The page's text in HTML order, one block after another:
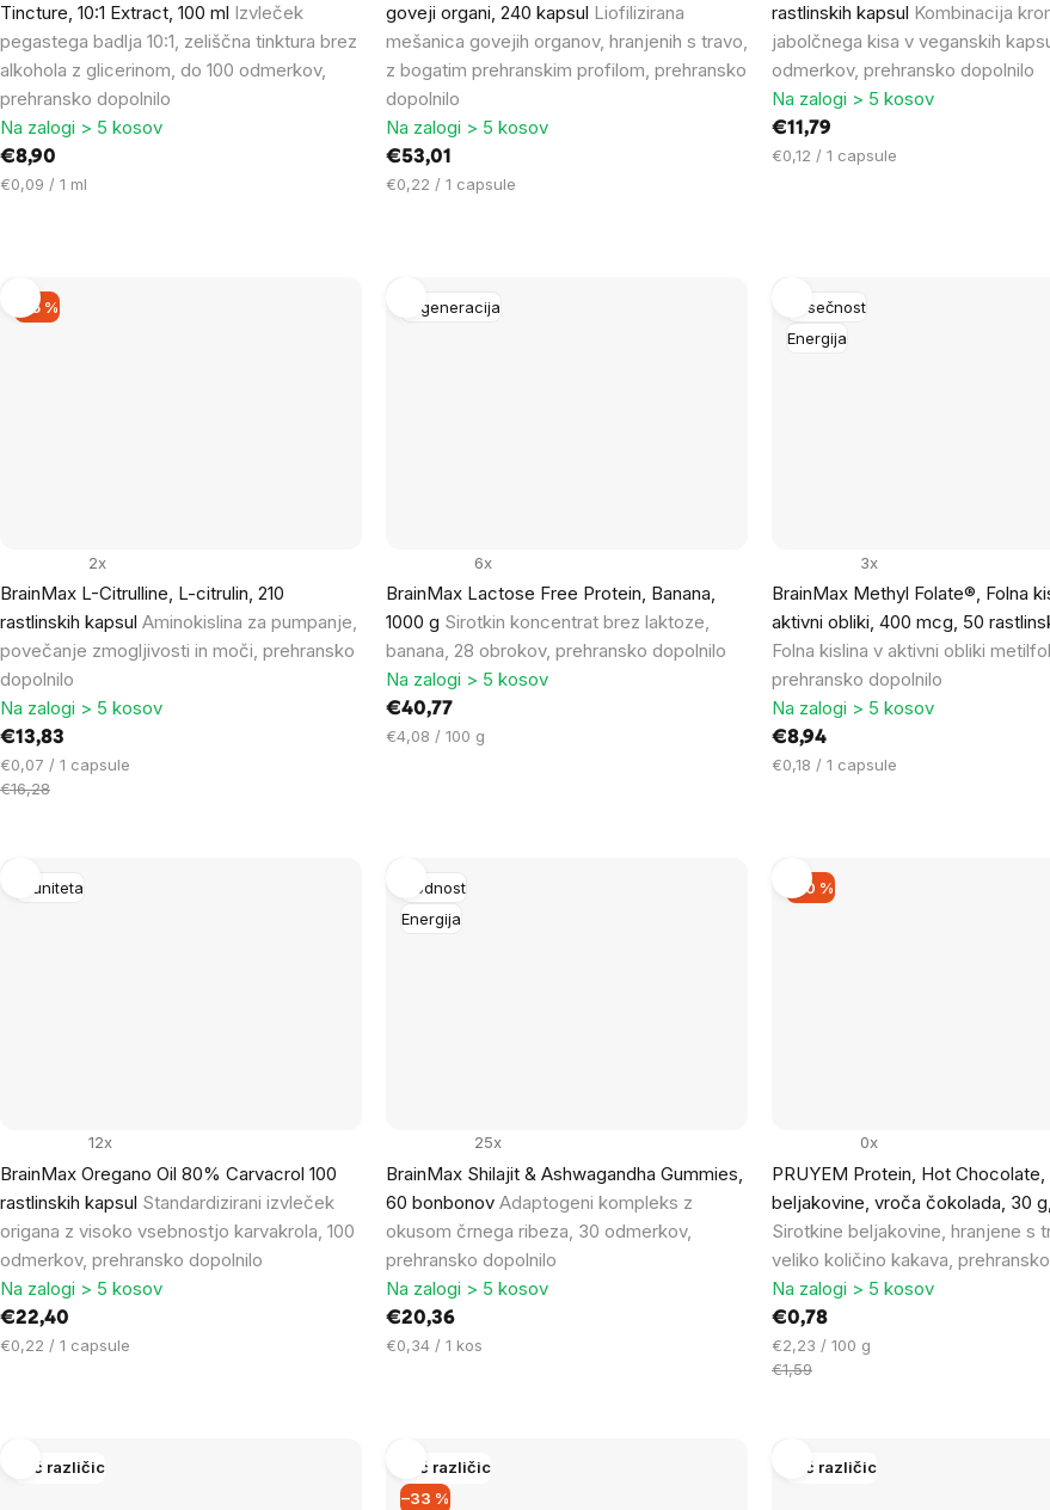
Tincture, 10:1 Extract, 100 ml Izvleček
pegastega badlja 10:1, zeliščna tinktura brez
alkohola z glicerinom, do 100 odmerkov,
prehransko dopolnilo
Na zalogi > 5 kosov
€8,90
Cena
€0,09 / 1 ml
goveji organi, 240 kapsul Liofilizirana
mešanica govejih organov, hranjenih s travo,
z bogatim prehranskim profilom, prehransko
dopolnilo
Na zalogi > 5 kosov
€53,01
Cena
€0,22 / 1 capsule
rastlinskih kapsul Kombinacija
jabolčnega kisa v veganskih
odmerkov, prehransko dopolnilo
Na zalogi > 5 kosov
€11,79
Cena
€0,12 / 1 capsule
–15 %
BrainMax L-Citrulline, L-citrulin, 210
rastlinskih kapsul Aminokislina za pumpanje,
povečanje zmogljivosti in moči, prehransko
dopolnilo
2x
Na zalogi > 5 kosov
€13,83
Cena
na
€0,07 / 1 capsule
€16,28
Regeneracija
BrainMax Lactose Free Protein, Banana,
1000 g Sirotkin koncentrat brez laktoze,
banana, 28 obrokov, prehransko dopolnilo
6x
Na zalogi > 5 kosov
€40,77
Cena
€4,08 / 100 g
Nosečnost
Energija
BrainMax Methyl Folate®, Folna
aktivni obliki, 400 mcg, 50
Folna kislina v aktivni obliki
prehransko dopolnilo
3x
Na zalogi > 5 kosov
€8,94
Cena
€0,18 / 1 capsule
Imuniteta
BrainMax Oregano Oil 80% Carvacrol 100
rastlinskih kapsul Standardizirani izvleček
origana z visoko vsebnostjo karvakrola, 100
odmerkov, prehransko dopolnilo
12x
Na zalogi > 5 kosov
€22,40
Cena
€0,22 / 1 capsule
Plodnost
Energija
BrainMax Shilajit & Ashwagandha Gummies,
60 bonbonov Adaptogeni kompleks z
okusom črnega ribeza, 30 odmerkov,
prehransko dopolnilo
25x
Na zalogi > 5 kosov
€20,36
Cena
€0,34 / 1 kos
–50 %
PRUYEM Protein, Hot
beljakovine, vroča čokolada, 30
Sirotkine beljakovine, hranjene s
veliko količino kakava,
0x
Na zalogi > 5 kosov
€0,78
Cena
na
€2,23 / 100 g
€1,59
Več različic
–33 %
Več različic Več različic